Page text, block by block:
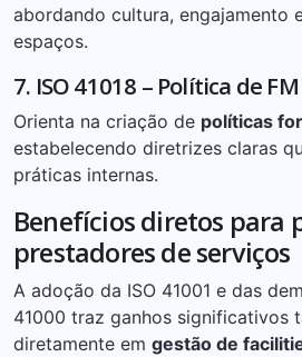
abordando cultura, engajamento
espaços.
7. ISO 41018 – Política de FM
Orienta na criação de políticas
estabelecendo diretrizes claras
práticas internas.
Benefícios diretos para
prestadores de serviços
A adoção da ISO 41001 e das
41000 traz ganhos significativos
diretamente em gestão de